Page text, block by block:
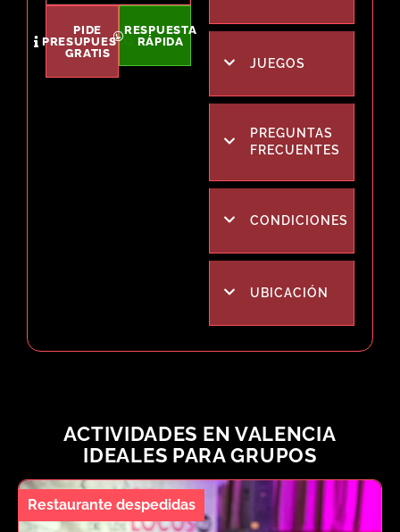
PIDE
PRESUPUESTO
GRATIS
RESPUESTA
RÁPIDA
JUEGOS
PREGUNTAS
FRECUENTES
CONDICIONES
UBICACIÓN
ACTIVIDADES EN VALENCIA
IDEALES PARA GRUPOS
Restaurante despedidas